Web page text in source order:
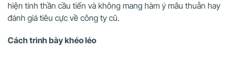
hiện tinh thần cầu tiến và không mang hàm ý mâu thuẫn hay
đánh giá tiêu cực về công ty cũ.
Cách trình bày khéo léo